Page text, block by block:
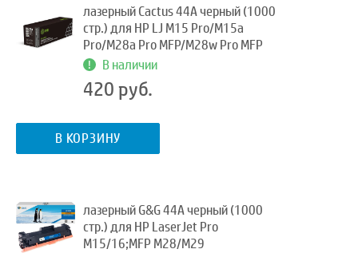
лазерный Cactus 44A черный (1000
стр.) для HP LJ M15 Pro/M15a
Pro/M28a Pro MFP/M28w Pro MFP
В наличии
420 руб.
В КОРЗИНУ
лазерный G&G 44A черный (1000
стр.) для HP LaserJet Pro
M15/16;MFP M28/M29